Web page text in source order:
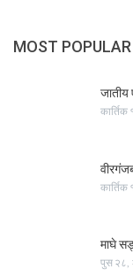
MOST POPULAR
जातीय
माघे
पुस २८,